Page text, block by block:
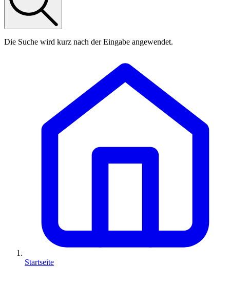
Die Suche wird kurz nach der Eingabe angewendet.
Startseite